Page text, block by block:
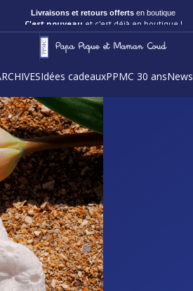
C'est nouveau et c'est déjà en boutique !
Idées cadeauxPPMC 30 ans